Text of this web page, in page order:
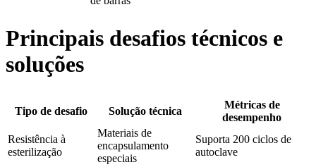
Principais desafios técnicos e
soluções
Tipo de desafio Solução técnica
Métricas de
desempenho
Resistência à
esterilização
Materiais de
encapsulamento
especiais
Suporta 200 ciclos de
autoclave